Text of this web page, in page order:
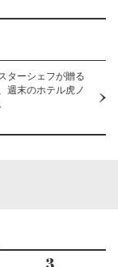
ターシェフが贈る
週末のホテル虎ノ